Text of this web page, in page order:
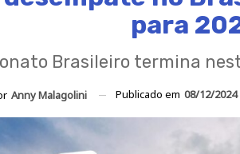
para
Brasileiro termina
Anny Malagolini Publicado em 08/12/2024